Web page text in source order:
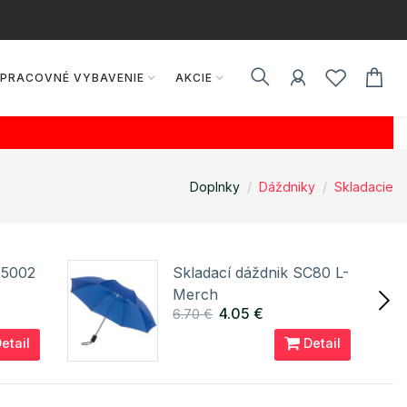
PRACOVNÉ VYBAVENIE AKCIE
Doplnky Dáždniky Skladacie
Skladací dáždnik SC80 L-
Merch
6.70 € 4.05 €
Detail